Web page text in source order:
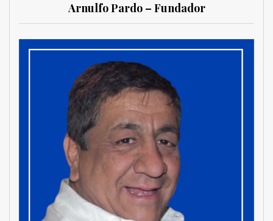
Arnulfo Pardo – Fundador